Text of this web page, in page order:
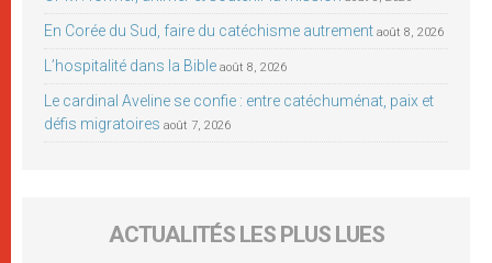
En Corée du Sud, faire du catéchisme autrement août 8, 2026
L’hospitalité dans la Bible août 8, 2026
Le cardinal Aveline se confie : entre catéchuménat, paix et
défis migratoires août 7, 2026
ACTUALITÉS LES PLUS LUES